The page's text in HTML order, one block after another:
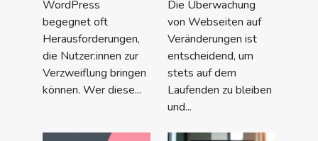
WordPress
begegnet oft
Herausforderungen,
die Nutzer:innen zur
Verzweiflung bringen
können. Wer diese...
Die Überwachung
von Webseiten auf
Veränderungen ist
entscheidend, um
stets auf dem
Laufenden zu bleiben
und...